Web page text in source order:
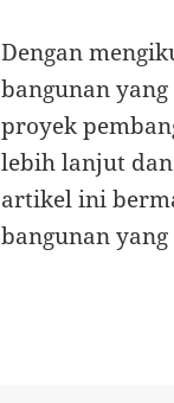
Dengan
bangunan
proyek
lebih lanjut
artikel ini
bangunan yang